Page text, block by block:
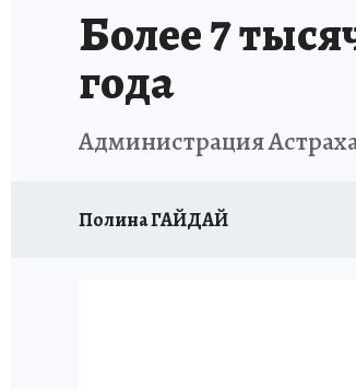
Более 7
года
Администрация
Полина ГАЙДАЙ